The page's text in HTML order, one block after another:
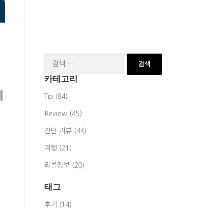
색:
카테고리
Tip (84)
Review (45)
간단 리뷰 (43)
여행 (21)
리콜정보 (20)
태그
후기 (14)